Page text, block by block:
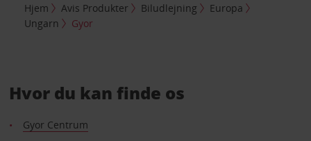
Hjem Avis Produkter Biludlejning
Europa
Ungarn
Gyor
Hvor du kan finde os
Gyor Centrum